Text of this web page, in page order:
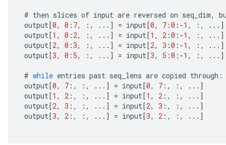
# then slices of input are reversed on seq_dim,
output[0, 0 : 7, :, ... ] = input[0, 7 :0 : -1 , :, ... ]
output[1 , 0 : 2, :, ... ] = input[1 , 2 :0 : -1 , :, ... ]
output[2, 0 :3, :, ... ] = input[2, 3 :0 : -1 , :, ... ]
output[3, 0 : 5, :, ... ] = input[3, 5 :0 : -1 , :, ... ]
# while entries past seq_lens are copied through :
output[0, 7 :, :, ... ] = input[0, 7 :, :, ... ]
output[1 , 2 :, :, ... ] = input[1 , 2 :, :, ... ]
output[2, 3 :, :, ... ] = input[2, 3 :, :, ... ]
output[3, 2 :, :, ... ] = input[3, 2 :, :, ... ]